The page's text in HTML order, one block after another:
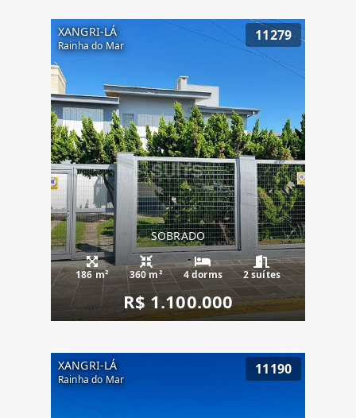
XANGRI-LÁ
Rainha do Mar
11279
SOBRADO
186 m² 360 m² 4 dorms 2 suítes
R$ 1.100.000
XANGRI-LÁ
Rainha do Mar
11190